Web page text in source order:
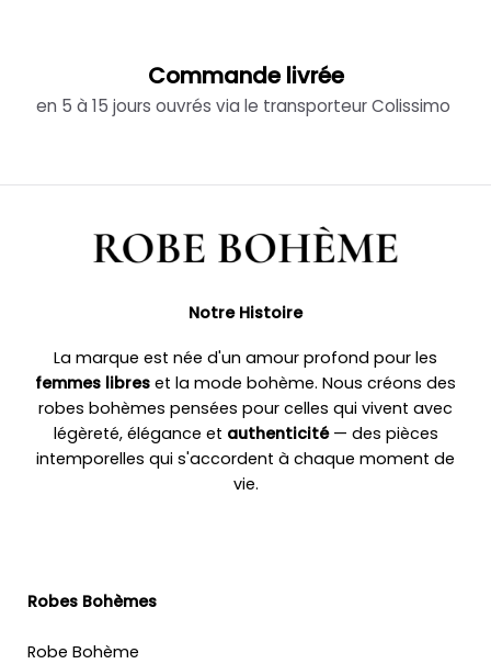
Commande livrée
en 5 à 15 jours ouvrés via le transporteur Colissimo
Notre Histoire
La marque est née d'un amour profond pour les
femmes libres et la mode bohème. Nous créons des
robes bohèmes pensées pour celles qui vivent avec
légèreté, élégance et authenticité— des pièces
intemporelles qui s'accordent à chaque moment de
vie.
Robes Bohèmes
Robe Bohème